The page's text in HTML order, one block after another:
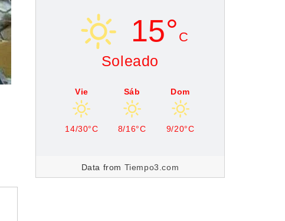
15° C
Soleado
Vie
14/30°C
Sáb
8/16°C
Dom
9/20°C
Data from Tiempo3.com